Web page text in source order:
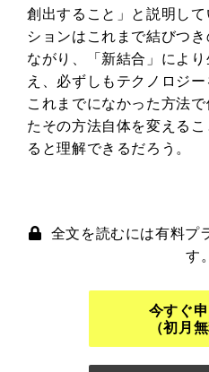
創出すること」と説明し
ションはこれまで結びつ
ながり、「新結合」によ
え、必ずしもテクノロジ
これまでになかった方法
たその方法自体を変える
ると理解できるだろう。
全文を読むには有料プ
す。
今すぐ
（初月